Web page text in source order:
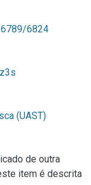
6824
(UAST)
de outra
item é descrita